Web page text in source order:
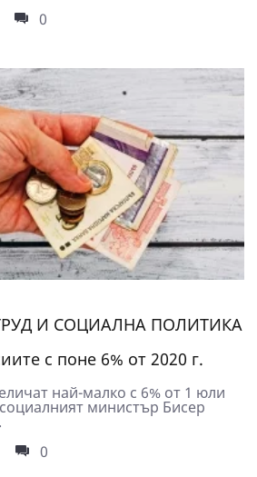
0
И СОЦИАЛНА ПОЛИТИКА
с поне 6% от 2020 г.
най-малко с 6% от 1 юли
министър Бисер
0